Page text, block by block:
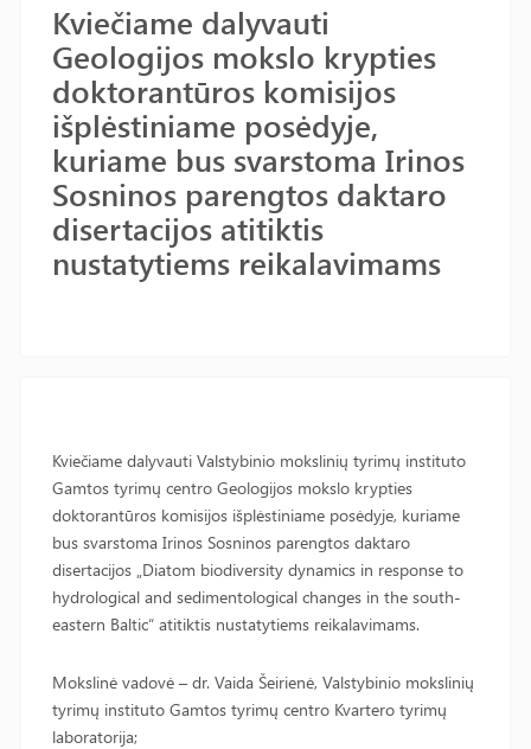
Kviečiame dalyvauti
Geologijos mokslo krypties
doktorantūros komisijos
išplėstiniame posėdyje,
kuriame bus svarstoma Irinos
Sosninos parengtos daktaro
disertacijos atitiktis
nustatytiems reikalavimams
Kviečiame dalyvauti Valstybinio mokslinių tyrimų instituto
Gamtos tyrimų centro Geologijos mokslo krypties
doktorantūros komisijos išplėstiniame posėdyje, kuriame
bus svarstoma Irinos Sosninos parengtos daktaro
disertacijos „Diatom biodiversity dynamics in response to
hydrological and sedimentological changes in the south-
eastern Baltic“ atitiktis nustatytiems reikalavimams.
Mokslinė vadovė – dr. Vaida Šeirienė, Valstybinio mokslinių
tyrimų instituto Gamtos tyrimų centro Kvartero tyrimų
laboratorija;